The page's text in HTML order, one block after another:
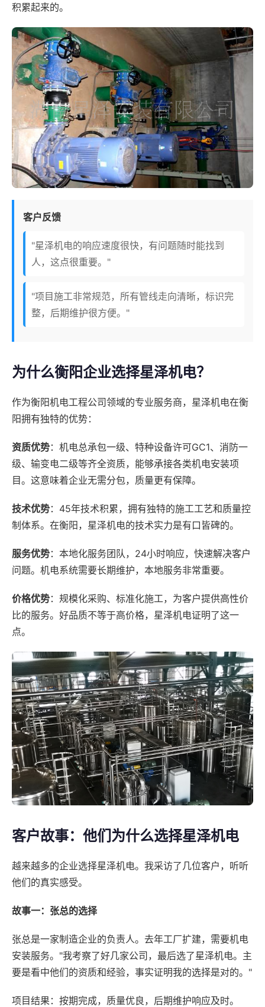
积累起来的。
客户反馈
"星泽机电的响应速度很快，有问题随时能找到
人，这点很重要。"
"项目施工非常规范，所有管线走向清晰，标识完
整，后期维护很方便。"
为什么衡阳企业选择星泽机电？
作为衡阳机电工程公司领域的专业服务商，星泽机电在衡
阳拥有独特的优势：
资质优势：机电总承包一级、特种设备许可GC1、消防一
级、输变电二级等齐全资质，能够承接各类机电安装项
目。这意味着企业无需分包，质量更有保障。
技术优势：45年技术积累，拥有独特的施工工艺和质量控
制体系。在衡阳，星泽机电的技术实力是有口皆碑的。
服务优势：本地化服务团队，24小时响应，快速解决客户
问题。机电系统需要长期维护，本地服务非常重要。
价格优势：规模化采购、标准化施工，为客户提供高性价
比的服务。好品质不等于高价格，星泽机电证明了这一
点。
客户故事：他们为什么选择星泽机电
越来越多的企业选择星泽机电。我采访了几位客户，听听
他们的真实感受。
故事一：张总的选择
张总是一家制造企业的负责人。去年工厂扩建，需要机电
安装服务。"我考察了好几家公司，最后选了星泽机电。主
要是看中他们的资质和经验，事实证明我的选择是对的。"
项目结果：按期完成，质量优良，后期维护响应及时。